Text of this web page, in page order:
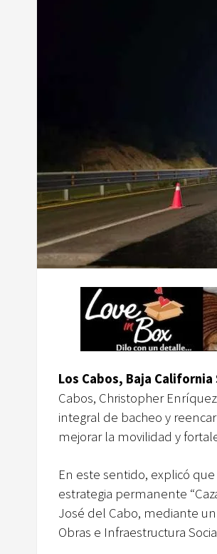
Los Cabos, Baja California
Cabos, Christopher
integral de bacheo y
mejorar la movilidad y
En este sentido, explicó
estrategia permanente
José del Cabo, mediante
Obras e Infraestructura